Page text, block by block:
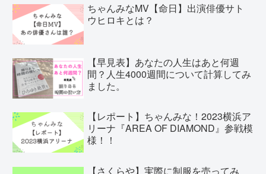
ちゃんみなMV【命日】出演俳優サト
ウヒロキとは？
【早見表】あなたの人生はあと何週
間？人生4000週間について計算してみ
ました。
【レポート】ちゃんみな！2023横浜ア
リーナ『AREA OF DIAMOND』参戦模
様！！
【さくらや】実際に制服を売ってみ